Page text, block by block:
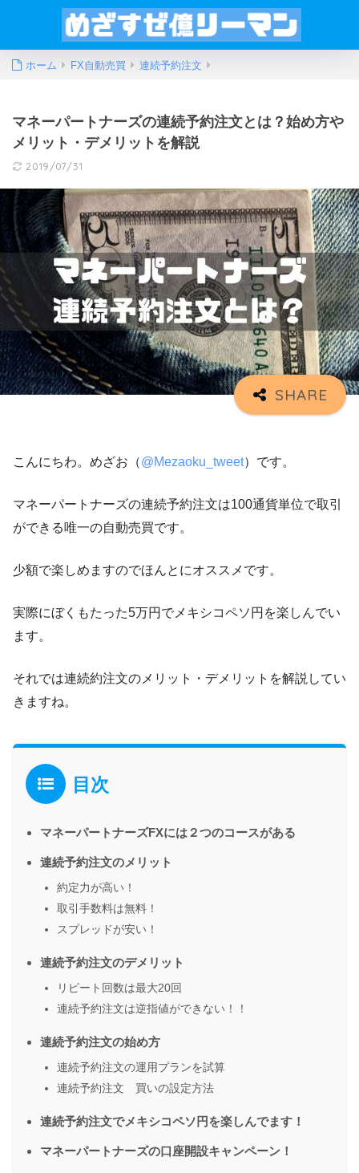
ホーム FX自動売買 連続予約注文
マネーパートナーズの連続予約注文とは？始め方や
メリット・デメリットを解説
2019/07/31
こんにちわ。めざお（@Mezaoku_tweet）です。
マネーパートナーズの連続予約注文は100通貨単位で取引
ができる唯一の自動売買です。
少額で楽しめますのでほんとにオススメです。
実際にぼくもたった5万円でメキシコペソ円を楽しんでい
ます。
それでは連続約注文のメリット・デメリットを解説してい
きますね。
目次
マネーパートナーズFXには２つのコースがある
連続予約注文のメリット
約定力が高い！
取引手数料は無料！
スプレッドが安い！
連続予約注文のデメリット
リピート回数は最大20回
連続予約注文は逆指値ができない！！
連続予約注文の始め方
連続予約注文の運用プランを試算
連続予約注文 買いの設定方法
連続予約注文でメキシコペソ円を楽しんでます！
マネーパートナーズの口座開設キャンペーン！